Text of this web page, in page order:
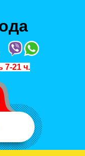
7-21 ч.